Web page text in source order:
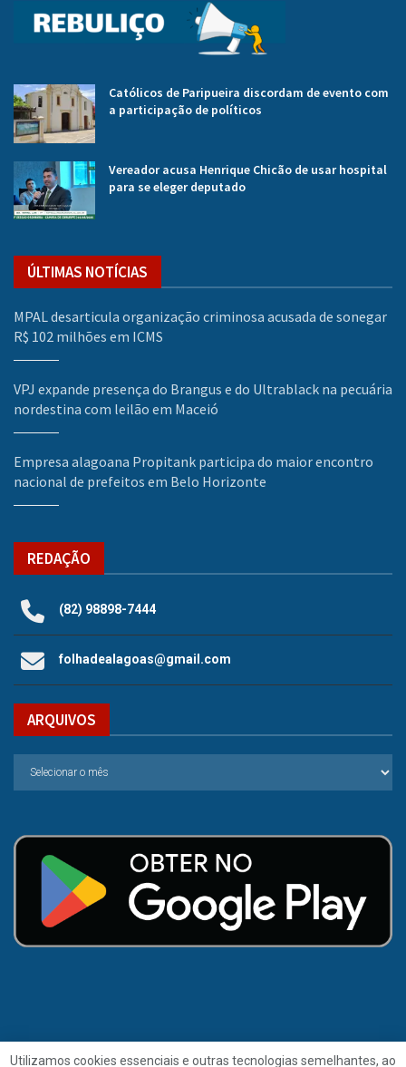
Católicos de Paripueira discordam de evento com
a participação de políticos
Vereador acusa Henrique Chicão de usar hospital
para se eleger deputado
ÚLTIMAS NOTÍCIAS
MPAL desarticula organização criminosa acusada de sonegar
R$ 102 milhões em ICMS
VPJ expande presença do Brangus e do Ultrablack na pecuária
nordestina com leilão em Maceió
Empresa alagoana Propitank participa do maior encontro
nacional de prefeitos em Belo Horizonte
REDAÇÃO
(82) 98898-7444
folhadealagoas@gmail.com
ARQUIVOS
Utilizamos cookies essenciais e outras tecnologias semelhantes, ao